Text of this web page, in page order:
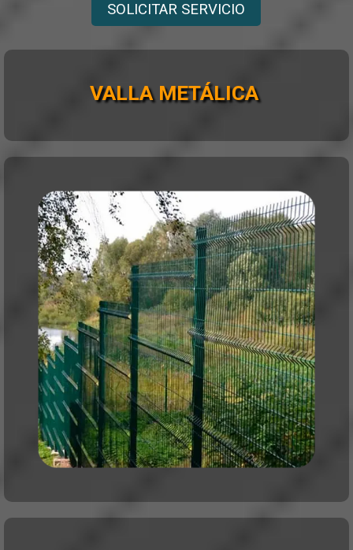
SOLICITAR SERVICIO
VALLA METÁLICA